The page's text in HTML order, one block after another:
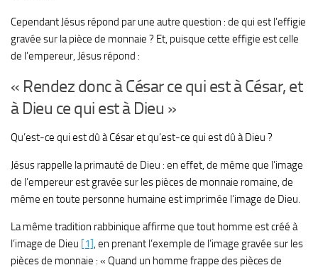
Cependant Jésus répond par une autre question : de qui est l’effigie
gravée sur la pièce de monnaie ? Et, puisque cette effigie est celle
de l’empereur, Jésus répond :
« Rendez donc à César ce qui est à César, et
à Dieu ce qui est à Dieu »
Qu’est-ce qui est dû à César et qu’est-ce qui est dû à Dieu ?
Jésus rappelle la primauté de Dieu : en effet, de même que l’image
de l’empereur est gravée sur les pièces de monnaie romaine, de
même en toute personne humaine est imprimée l’image de Dieu.
La même tradition rabbinique affirme que tout homme est créé à
l’image de Dieu [1], en prenant l’exemple de l’image gravée sur les
pièces de monnaie : « Quand un homme frappe des pièces de